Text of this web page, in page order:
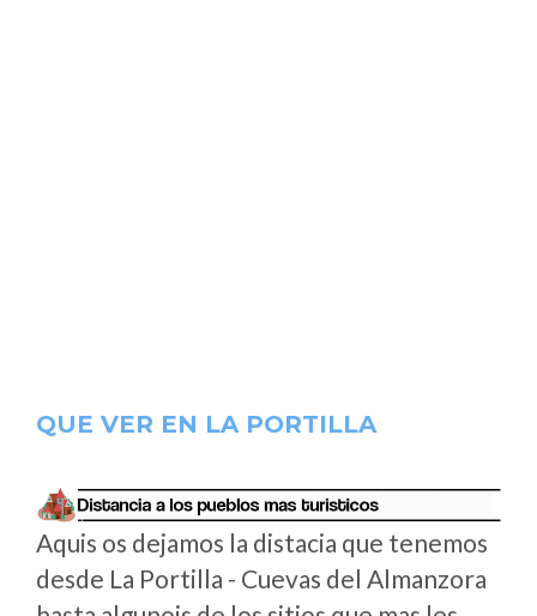
QUE VER EN LA PORTILLA
Aquis os dejamos la distacia que tenemos
desde La Portilla - Cuevas del Almanzora